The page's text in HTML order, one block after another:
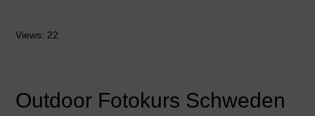
Views: 22
Outdoor Fotokurs Schweden